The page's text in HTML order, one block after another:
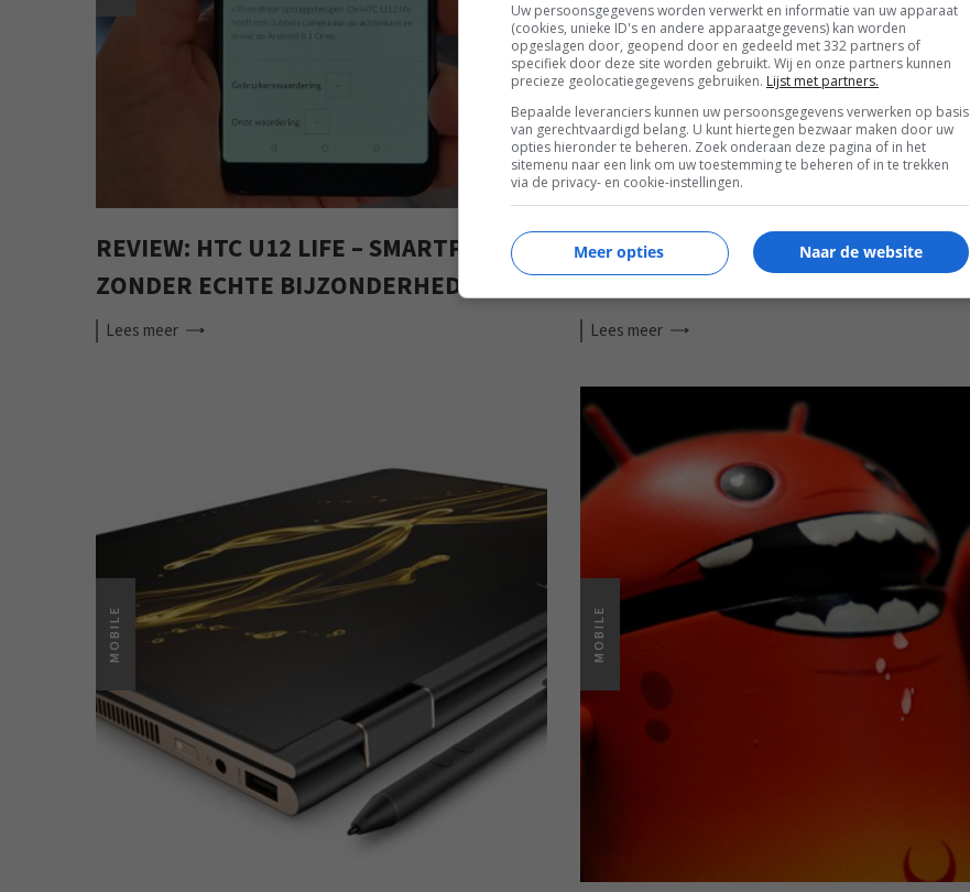
REVIEW: HTC U12 LIFE – SMARTPHONE
ZONDER ECHTE BIJZONDERHEDEN
Lees meer
SMARTPHONE ACCESSOIRES VOOR
TIJDENS JE REIS
Lees meer
MOBILE MOBILE
Uw persoonsgegevens worden verwerkt en informatie van uw apparaat
(cookies, unieke ID's en andere apparaatgegevens) kan worden
opgeslagen door, geopend door en gedeeld met 332 partners of
specifiek door deze site worden gebruikt. Wij en onze partners kunnen
precieze geolocatiegegevens gebruiken. Lijst met partners.
Bepaalde leveranciers kunnen uw persoonsgegevens verwerken op basis
van gerechtvaardigd belang. U kunt hiertegen bezwaar maken door uw
opties hieronder te beheren. Zoek onderaan deze pagina of in het
sitemenu naar een link om uw toestemming te beheren of in te trekken
via de privacy- en cookie-instellingen.
Naar de website
Meer opties